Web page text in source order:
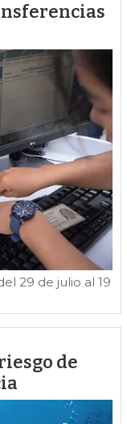
29 de julio al 19
de